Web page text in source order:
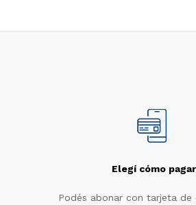
Elegí cómo pagar
Podés abonar con tarjeta